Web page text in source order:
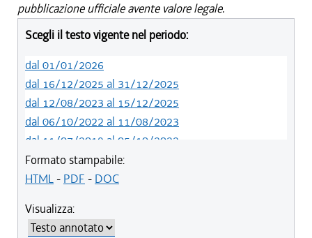
pubblicazione ufficiale avente valore legale.
Scegli il testo vigente nel periodo:
dal 01/01/2026
dal 16/12/2025 al 31/12/2025
dal 12/08/2023 al 15/12/2025
dal 06/10/2022 al 11/08/2023
dal 11/07/2019 al 05/10/2022
dal 01/05/2019 al 10/07/2019
dal 12/04/2018 al 30/04/2019
dal 01/01/2018 al 28/03/2018
dal 09/11/2017 al 31/12/2017
Formato stampabile:
HTML- PDF - DOC
Visualizza: